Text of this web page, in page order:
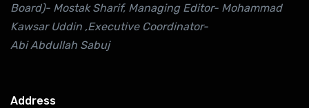
Board)- Mostak Sharif, Managing Editor- Mohammad
Kawsar Uddin ,Executive Coordinator-
Abi Abdullah Sabuj
Address